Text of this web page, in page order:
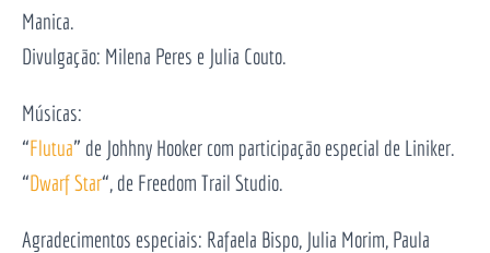
Manica.
Divulgação: Milena Peres e Julia Couto.
Músicas:
“Flutua” de Johhny Hooker com participação especial de Liniker.
“Dwarf Star“, de Freedom Trail Studio.
Agradecimentos especiais: Rafaela Bispo, Julia Morim, Paula